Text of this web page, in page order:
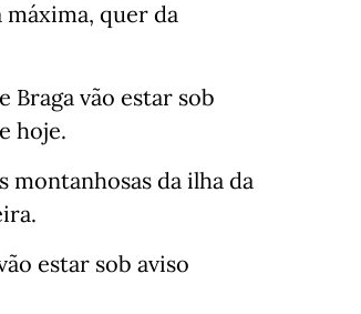
quer da
Braga vão estar sob
hoje.
montanhosas da ilha da
estar sob aviso